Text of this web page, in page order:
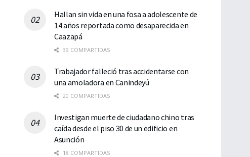
Hallan sin vida en una fosa a adolescente de
14 años reportada como desaparecida en
Caazapá
39 COMPARTIDAS
Trabajador falleció tras accidentarse con
una amoladora en Canindeyú
20 COMPARTIDAS
Investigan muerte de ciudadano chino tras
caída desde el piso 30 de un edificio en
Asunción
18 COMPARTIDAS